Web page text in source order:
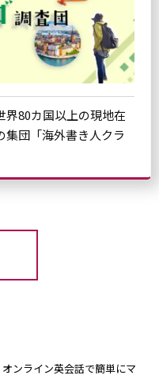
界80カ国以上の現地在
集団「海外書き人クラ
ンライン英会話で簡単にマ